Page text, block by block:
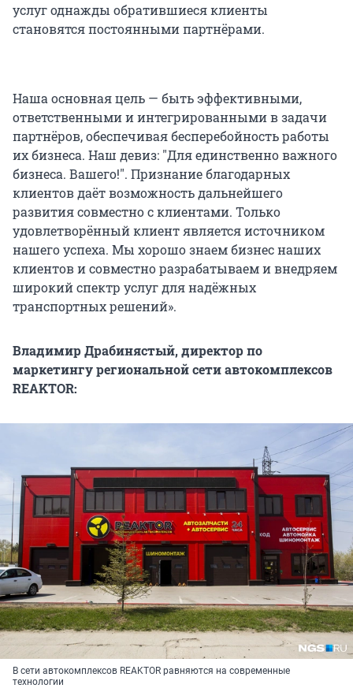
услуг однажды обратившиеся клиенты
становятся постоянными партнёрами.
Наша основная цель — быть эффективными,
ответственными и интегрированными в задачи
партнёров, обеспечивая бесперебойность работы
их бизнеса. Наш девиз: "Для единственно важного
бизнеса. Вашего!". Признание благодарных
клиентов даёт возможность дальнейшего
развития совместно с клиентами. Только
удовлетворённый клиент является источником
нашего успеха. Мы хорошо знаем бизнес наших
клиентов и совместно разрабатываем и внедряем
широкий спектр услуг для надёжных
транспортных решений».
Владимир Драбинястый, директор по
маркетингу региональной сети автокомплексов
REAKTOR:
В сети автокомплексов REAKTOR равняются на современные
технологии